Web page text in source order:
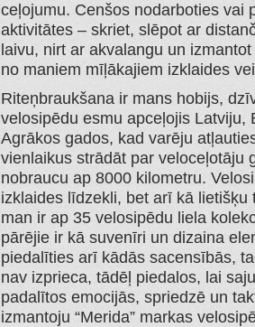
ceļojumu. Cenšos nodarboties vai
aktivitātes – skriet, slēpot ar
laivu, nirt ar akvalangu un
no maniem mīļākajiem izklaides
Riteņbraukšana ir mans hobijs,
velosipēdu esmu apceļojis Latviju,
Agrākos gados, kad varēju
vienlaikus strādāt par veloceļotāju
nobraucu ap 8000 kilometru.
izklaides līdzekli, bet arī kā
man ir ap 35 velosipēdu liela
pārējie ir kā suvenīri un dizaina
piedalīties arī kādās sacensībās,
nav izprieca, tādēļ piedalos, lai
padalītos emocijās, spriedzē un
izmantoju “Merida” markas